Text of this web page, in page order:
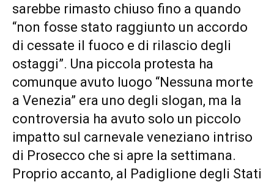
sarebbe rimasto chiuso fino a quando
“non fosse stato raggiunto un accordo
di cessate il fuoco e di rilascio degli
ostaggi”. Una piccola protesta ha
comunque avuto luogo “Nessuna morte
a Venezia” era uno degli slogan, ma la
controversia ha avuto solo un piccolo
impatto sul carnevale veneziano intriso
di Prosecco che si apre la settimana.
Proprio accanto, al Padiglione degli Stati